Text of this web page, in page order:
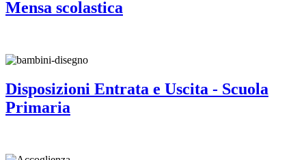
Mensa scolastica
Disposizioni Entrata e Uscita - Scuola
Primaria